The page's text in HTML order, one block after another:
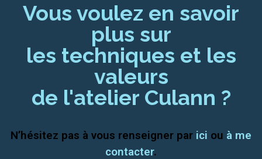
Vous voulez en savoir
plus sur
les techniques et les
valeurs
de l'atelier Culann ?
N’hésitez pas à vous renseigner par ici ou à me
contacter.